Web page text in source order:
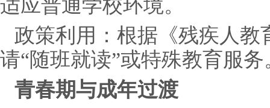
适应普通学校环境。
政策利用：根据《残疾人教
请“随班就读”或特殊教育服务
青春期与成年过渡